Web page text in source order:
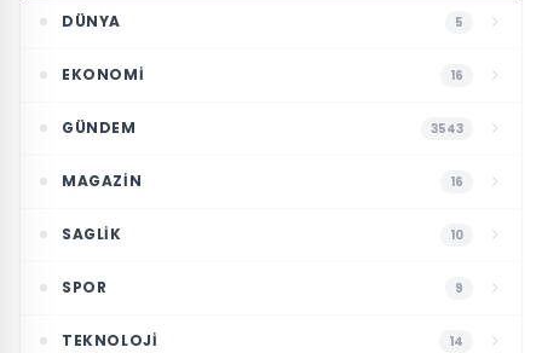
DÜNYA 5
EKONOMI 16
GÜNDEM 3543
MAGAZIN 16
SAGLIK 10
SPOR 9
TEKNOLOJI 14